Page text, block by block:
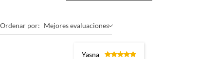
Ordenar por: Mejores evaluaciones
Yasna